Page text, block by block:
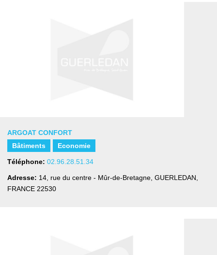
ARGOAT CONFORT
Bâtiments
Economie
Téléphone: 02.96.28.51.34
Adresse: 14, rue du centre - Mûr-de-Bretagne GUERLEDAN,
FRANCE 22530